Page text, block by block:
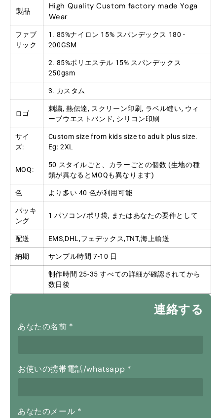
製品
High Quality Custom factory made Yoga
Wear
ファブ
リック
1. 85%ナイロン 15% スパンデックス 180 -
200GSM
2. 85%ポリエステル 15% スパンデックス
250gsm
3. カスタム
ロゴ
刺繍, 熱伝達, スクリーン印刷, ラベル縫い, ウィ
ーブウエストバンド, シリコン印刷
サイ
ズ:
Custom size from kids size to adult plus size.
Eg: 2XL
MOQ:
50 スタイルごと、カラーごとの個数 (生地の種
類が異なるとMOQも異なります)
色 より多い 40 色が利用可能
パッキ
ング
1 パソコン/ポリ袋, またはあなたの要件として
配送 EMS,DHL,フェデックス,TNT,海上輸送
納期 サンプル時間 7-10 日
制作時間 25-35 すべての詳細が確認されてから
数日後
連絡する
あなたの名前 *
お使いの携帯電話/whatsapp *
あなたのメール *